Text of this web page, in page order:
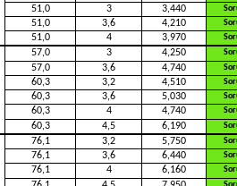
51,0 3 3,440
51,0 3,6 4,210
51,0 4 3,970
57,0 3 4,250
57,0 3,6 4,740
60,3 3,2 4,510
60,3 3,6 5,030
60,3 4 4,740
60,3 4,5 6,190
76,1 3,2 5,750
76,1 3,6 6,440
76,1 4 6,160